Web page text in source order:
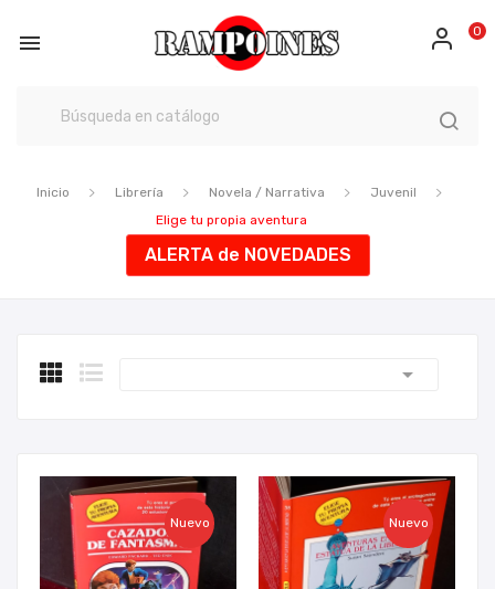
 0
Inicio Librería Novela / Narrativa
Juvenil
Elige tu propia aventura
ALERTA de NOVEDADES

Nuevo Nuevo